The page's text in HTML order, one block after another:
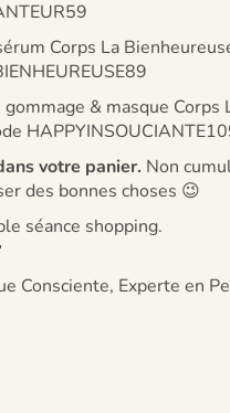
Corps La
& masque Corps
votre panier. Non
des bonnes choses 😉
séance shopping.
Consciente, Experte en